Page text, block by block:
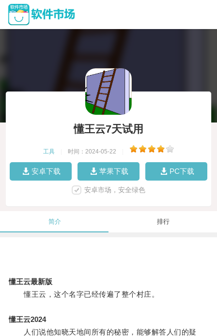
懂王云7天试用
工具 时间：2024-05-22
安卓下载 苹果下载 PC下载
安卓市场，安全绿色
简介 排行
懂王云最新版
懂王云，这个名字已经传遍了整个村庄。
懂王云2024
人们说他知晓天地间所有的秘密，能够解答人们的疑